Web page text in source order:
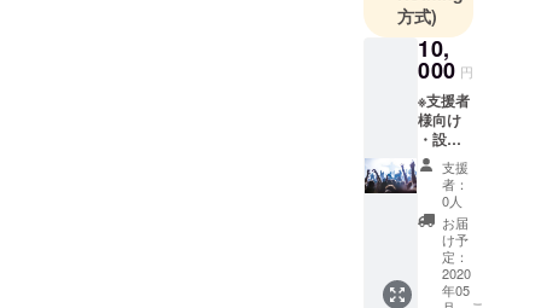
いきたい思
い、プロ
ジェクトを
立ち上げま
した。
アラフォー
のバツイチ
で守るもの
も特にあり
ら、後ろを
振り返らず
方式)
10,
000 円
※支援者
様向け
・設立
後に行
うライ
ブイベ
ントに1
年間ご
参加い
ただけ
る権利
支援
者：
0人
お届
け予
定：
2020
年05